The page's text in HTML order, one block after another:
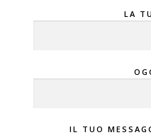
LA
IL TUO